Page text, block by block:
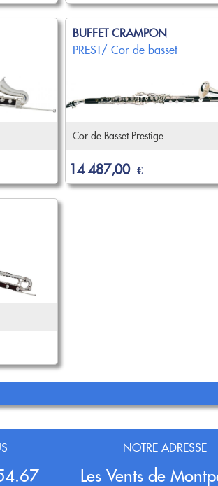
BUFFET CRAMPON
PREST/ Cor de basset
Cor de Basset Prestige
14 487,00 €
NOTRE ADRESSE
Les Vents de